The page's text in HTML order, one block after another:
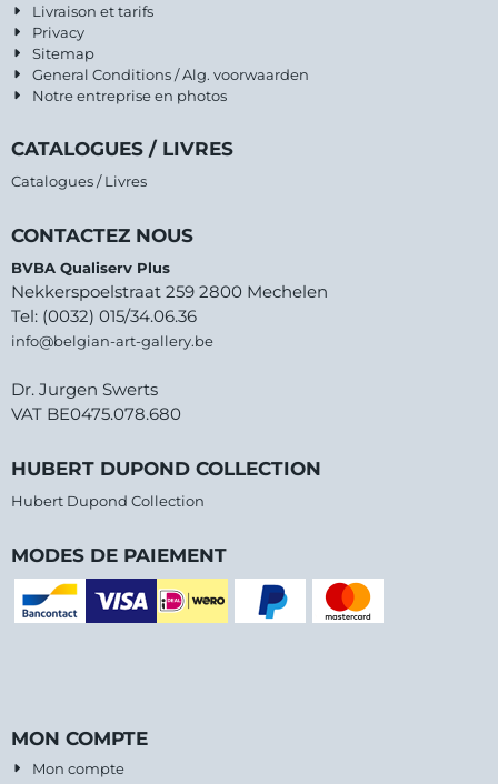
Livraison et tarifs
Privacy
Sitemap
General Conditions / Alg. voorwaarden
Notre entreprise en photos
CATALOGUES / LIVRES
Catalogues / Livres
CONTACTEZ NOUS
BVBA Qualiserv Plus
Nekkerspoelstraat 259 2800 Mechelen
Tel: (0032) 015/34.06.36
info@belgian-art-gallery.be
Dr. Jurgen Swerts
VAT BE0475.078.680
HUBERT DUPOND COLLECTION
Hubert Dupond Collection
MODES DE PAIEMENT
MON COMPTE
Mon compte